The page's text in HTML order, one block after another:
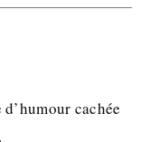
cachée